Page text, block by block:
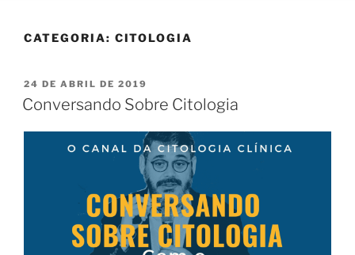
CATEGORIA: CITOLOGIA
PUBLICADO
EM
24 DE ABRIL DE 2019
Conversando Sobre Citologia